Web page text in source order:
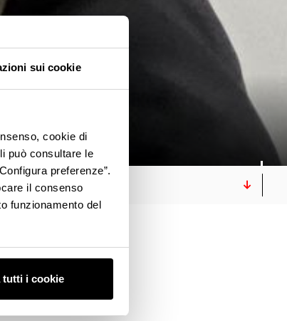
sui cookie
cookie di
può consultare le
preferenze”.
il consenso
funzionamento del
tutti i cookie